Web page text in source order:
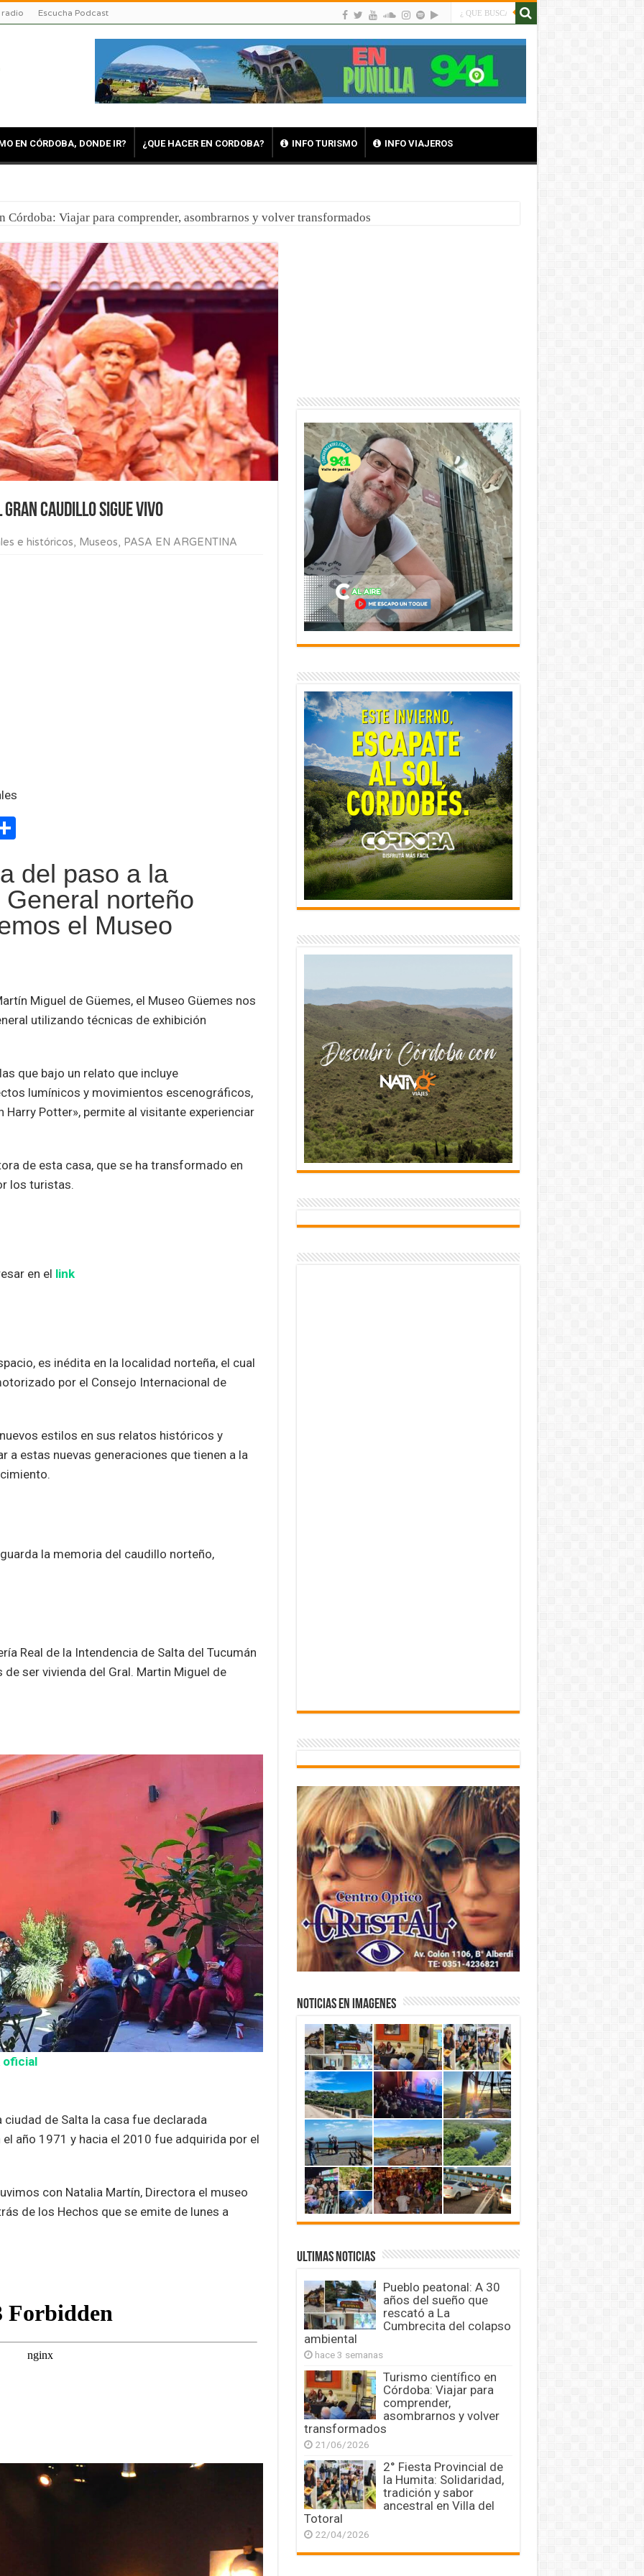
radio Escucha Podcast
EN CÓRDOBA, DONDE IR? ¿QUE HACER EN CORDOBA? INFO TURISMO INFO VIAJEROS
Córdoba: Viajar para comprender, asombrarnos y volver transformados
en Reducción: Tres días de fe, emoción y un viaje directo al alma
gran caudillo sigue vivo
e históricos, Museos, PASA EN ARGENTINA
C
m
p
ar
tir
del paso a la
norteño
el Museo
Miguel de Güemes, el Museo Güemes nos
utilizando técnicas de exhibición
que bajo un relato que incluye
lumínicos y movimientos escenográficos,
Potter», permite al visitante experienciar
de esta casa, que se ha transformado en
los turistas.
en el link
es inédita en la localidad norteña, el cual
por el Consejo Internacional de
estilos en sus relatos históricos y
a estas nuevas generaciones que tienen a la
la memoria del caudillo norteño,
Real de la Intendencia de Salta del Tucumán
ser vivienda del Gral. Martin Miguel de
oficial
de Salta la casa fue declarada
año 1971 y hacia el 2010 fue adquirida por el
con Natalia Martín, Directora el museo
de los Hechos que se emite de lunes a
NOTICIAS EN IMAGENES
ULTIMAS NOTICIAS
Pueblo peatonal: A 30
años del sueño que
rescató a La
Cumbrecita del colapso
ambiental
hace 3 semanas
Turismo científico en
Córdoba: Viajar para
comprender,
asombrarnos y volver
transformados
21/06/2026
2° Fiesta Provincial de
la Humita: Solidaridad,
tradición y sabor
ancestral en Villa del
Totoral
22/04/2026